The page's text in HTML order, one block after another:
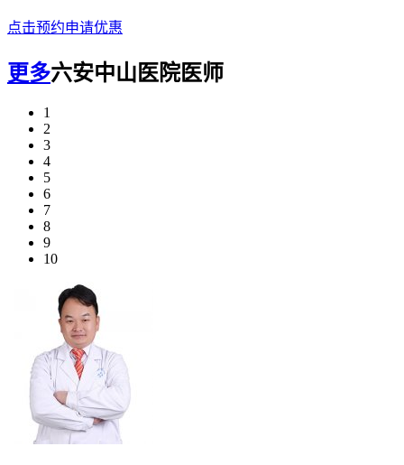
点击预约申请优惠
更多六安中山医院医师
1
2
3
4
5
6
7
8
9
10